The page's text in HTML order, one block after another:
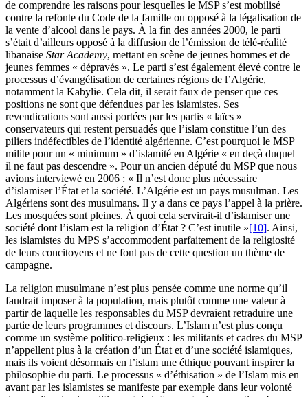
de comprendre les raisons pour lesquelles le MSP s’est mobilisé
contre la refonte du Code de la famille ou opposé à la légalisation de
la vente d’alcool dans le pays. À la fin des années 2000, le parti
s’était d’ailleurs opposé à la diffusion de l’émission de télé-réalité
libanaise Star Academy, mettant en scène de jeunes hommes et de
jeunes femmes « dépravés ». Le parti s’est également élevé contre le
processus d’évangélisation de certaines régions de l’Algérie,
notamment la Kabylie. Cela dit, il serait faux de penser que ces
positions ne sont que défendues par les islamistes. Ses
revendications sont aussi portées par les partis « laïcs »
conservateurs qui restent persuadés que l’islam constitue l’un des
piliers indéfectibles de l’identité algérienne. C’est pourquoi le MSP
milite pour un « minimum » d’islamité en Algérie « en deçà duquel
il ne faut pas descendre ». Pour un ancien député du MSP que nous
avions interviewé en 2006 : « Il n’est donc plus nécessaire
d’islamiser l’État et la société. L’Algérie est un pays musulman. Les
Algériens sont des musulmans. Il y a dans ce pays l’appel à la prière.
Les mosquées sont pleines. À quoi cela servirait-il d’islamiser une
société dont l’islam est la religion d’État ? C’est inutile »[10]. Ainsi,
les islamistes du MPS s’accommodent parfaitement de la religiosité
de leurs concitoyens et ne font pas de cette question un thème de
campagne.
La religion musulmane n’est plus pensée comme une norme qu’il
faudrait imposer à la population, mais plutôt comme une valeur à
partir de laquelle les responsables du MSP devraient retraduire une
partie de leurs programmes et discours. L’Islam n’est plus conçu
comme un système politico-religieux : les militants et cadres du MSP
n’appellent plus à la création d’un État et d’une société islamiques,
mais ils voient désormais en l’islam une éthique pouvant inspirer la
philosophie du parti. Le processus « d’éthisation » de l’Islam mis en
avant par les islamistes se manifeste par exemple dans leur volonté